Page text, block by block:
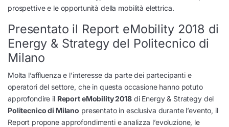
prospettive e le opportunità della mobilità elettrica.
Presentato il Report eMobility 2018 di
Energy & Strategy del Politecnico di
Milano
Molta l’affluenza e l’interesse da parte dei partecipanti e
operatori del settore, che in questa occasione hanno potuto
approfondire il Report eMobility 2018di Energy & Strategy del
Politecnico di Milano presentato in esclusiva durante l’evento, il
Report propone approfondimenti e analizza l’evoluzione, le